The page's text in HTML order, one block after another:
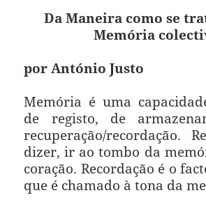
Da Maneira como se
Memória
por António Justo
Memória é uma
de registo, de
recuperação/recordação.
dizer, ir ao tombo da
coração. Recordação é o
que é chamado à tona da